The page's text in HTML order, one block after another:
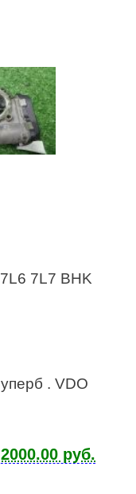
7L7 BHK
. VDO
руб.